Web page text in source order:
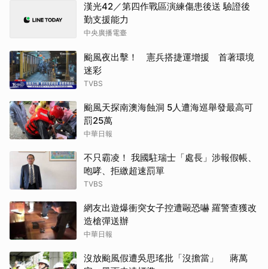
漢光42／第四作戰區演練傷患後送 驗證後
勤支援能力
中央廣播電臺
颱風夜出擊！ 憲兵搭捷運增援 首著環境
迷彩
TVBS
颱風天探南澳海蝕洞 5人遭海巡舉發最高可
罰25萬
中華日報
不只霸凌！ 我國駐瑞士「處長」涉報假帳、
咆哮、拒繳超速罰單
TVBS
網友出遊爆衝突女子控遭毆恐嚇 羅警查獲改
造槍彈送辦
中華日報
沒放颱風假遭吳思瑤批「沒擔當」 蔣萬